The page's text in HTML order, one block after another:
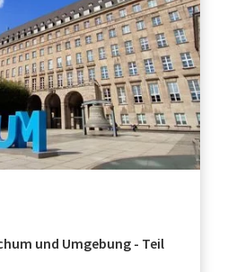
und Umgebung - Teil